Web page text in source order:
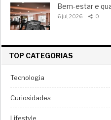
Bem-estar e
6 jul, 2026 0
TOP CATEGORIAS
Tecnologia
Curiosidades
Lifestyle